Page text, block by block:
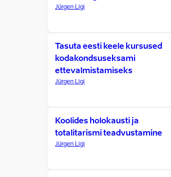
Jürgen Ligi
Tasuta eesti keele kursused
kodakondsuseksami
ettevalmistamiseks
Jürgen Ligi
Koolides holokausti ja
totalitarismi teadvustamine
Jürgen Ligi